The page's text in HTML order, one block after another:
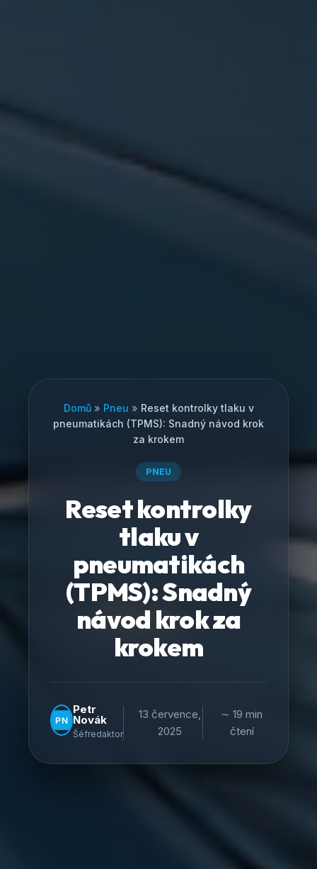
Domů» Pneu » Reset kontrolky tlaku v
pneumatikách (TPMS): Snadný návod krok
za krokem
PNEU
Reset kontrolky
tlaku v
pneumatikách
(TPMS): Snadný
návod krok za
krokem
Petr
Novák
Šéfredaktor
13 července,
2025
∼ 19 min
čtení